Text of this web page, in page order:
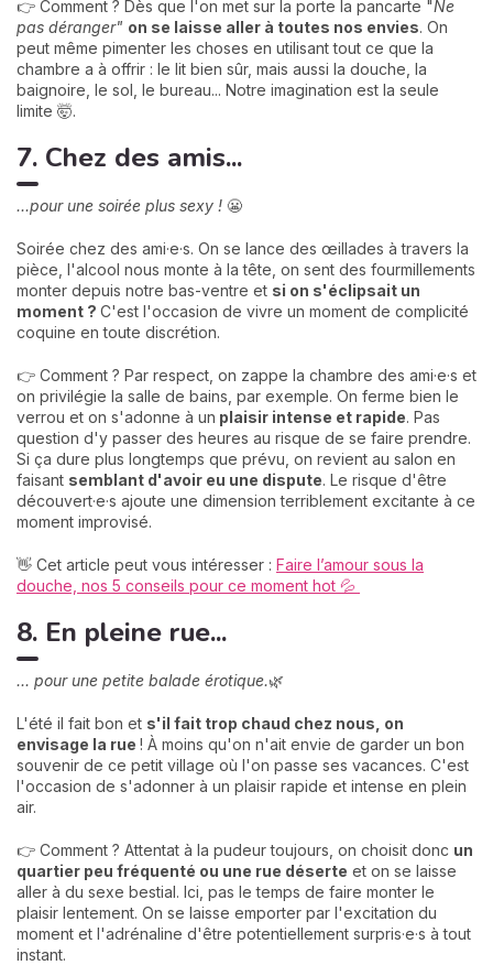
👉 Comment ? Dès que l'on met sur la porte la pancarte "Ne
pas déranger" on se laisse aller à toutes nos envies. On
peut même pimenter les choses en utilisant tout ce que la
chambre a à offrir : le lit bien sûr, mais aussi la douche, la
baignoire, le sol, le bureau... Notre imagination est la seule
limite 🤯.
7. Chez des amis...
...pour une soirée plus sexy ! 😬
Soirée chez des ami·e·s. On se lance des œillades à travers la
pièce, l'alcool nous monte à la tête, on sent des fourmillements
monter depuis notre bas-ventre et si on s'éclipsait un
moment ? C'est l'occasion de vivre un moment de complicité
coquine en toute discrétion.
👉 Comment ? Par respect, on zappe la chambre des ami·e·s et
on privilégie la salle de bains, par exemple. On ferme bien le
verrou et on s'adonne à un plaisir intense et rapide. Pas
question d'y passer des heures au risque de se faire prendre.
Si ça dure plus longtemps que prévu, on revient au salon en
faisant semblant d'avoir eu une dispute. Le risque d'être
découvert·e·s ajoute une dimension terriblement excitante à ce
moment improvisé.
👋 Cet article peut vous intéresser : Faire l’amour sous la
douche, nos 5 conseils pour ce moment hot 💦
8. En pleine rue...
... pour une petite balade érotique.🌿
L'été il fait bon et s'il fait trop chaud chez nous, on
envisage la rue ! À moins qu'on n'ait envie de garder un bon
souvenir de ce petit village où l'on passe ses vacances. C'est
l'occasion de s'adonner à un plaisir rapide et intense en plein
air.
👉 Comment ? Attentat à la pudeur toujours, on choisit donc un
quartier peu fréquenté ou une rue déserte et on se laisse
aller à du sexe bestial. Ici, pas le temps de faire monter le
plaisir lentement. On se laisse emporter par l'excitation du
moment et l'adrénaline d'être potentiellement surpris·e·s à tout
instant.